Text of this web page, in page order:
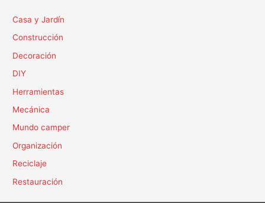
Casa y Jardín
Construcción
Decoración
DIY
Herramientas
Mecánica
Mundo camper
Organización
Reciclaje
Restauración